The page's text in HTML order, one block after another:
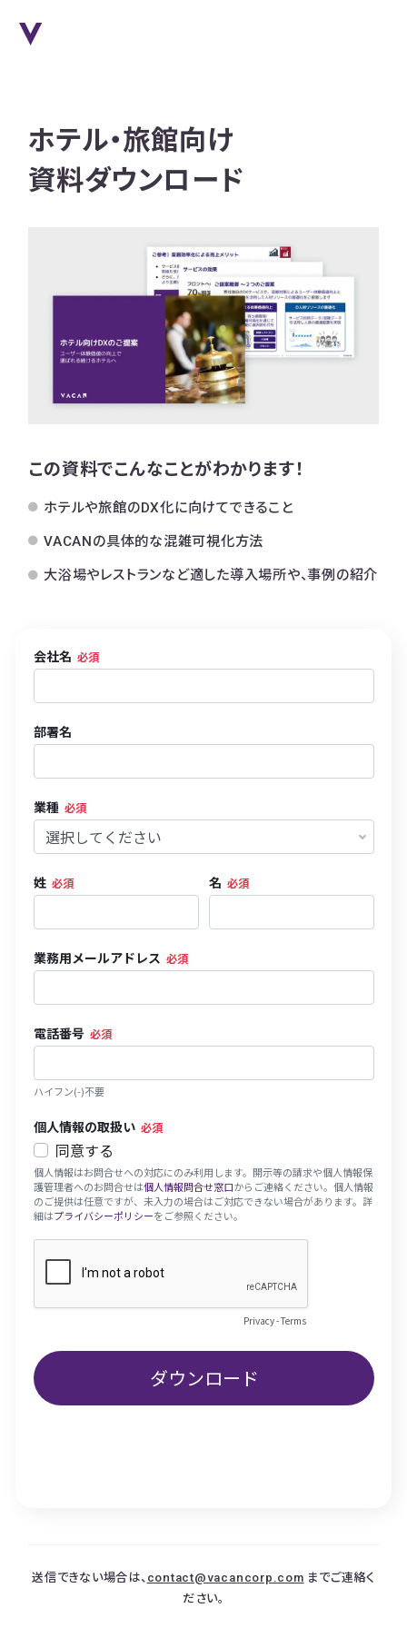
ホテル・旅館向け
資料ダウンロード
この資料でこんなことがわかります！
ホテルや旅館のDX化に向けてできること
VACANの具体的な混雑可視化方法
大浴場やレストランなど適した導入場所や、事例の紹介
送信できない場合は、 contact@vacancorp.com までご連絡く
ださい。